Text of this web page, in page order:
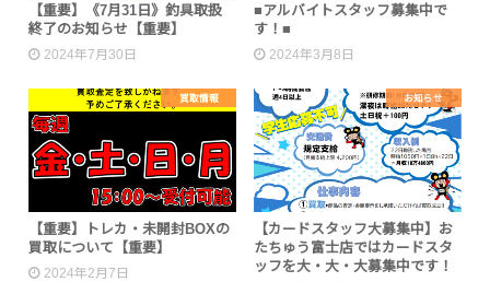
【重要】《7月31日》釣具取扱
終了のお知らせ【重要】
2024年7月30日
■アルバイトスタッフ募集中で
す！■
2024年3月8日
買取情報
【重要】トレカ・未開封BOXの
買取について【重要】
2024年2月7日
お知らせ
【カードスタッフ大募集中】お
たちゅう富士店ではカードスタ
ッフを大・大・大募集中です！